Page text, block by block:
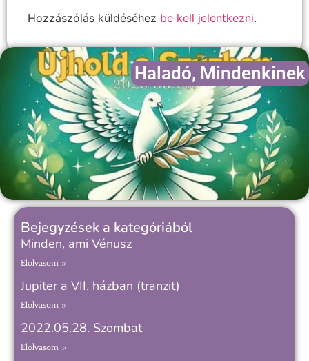
Hozzászólás küldéséhez be kell jelentkezni.
Haladó, Mindenkinek
Bejegyzések a kategóriából
Minden, ami Vénusz
Elolvasom »
Jupiter a VII. házban (tranzit)
Elolvasom »
2022.05.28. Szombat
Elolvasom »